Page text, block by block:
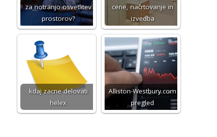
za notranjo osvetlitev
prostorov?
cene, načrtovanje in
izvedba
kdaj zacne delovati
helex
Alliston-Westbury.com
pregled